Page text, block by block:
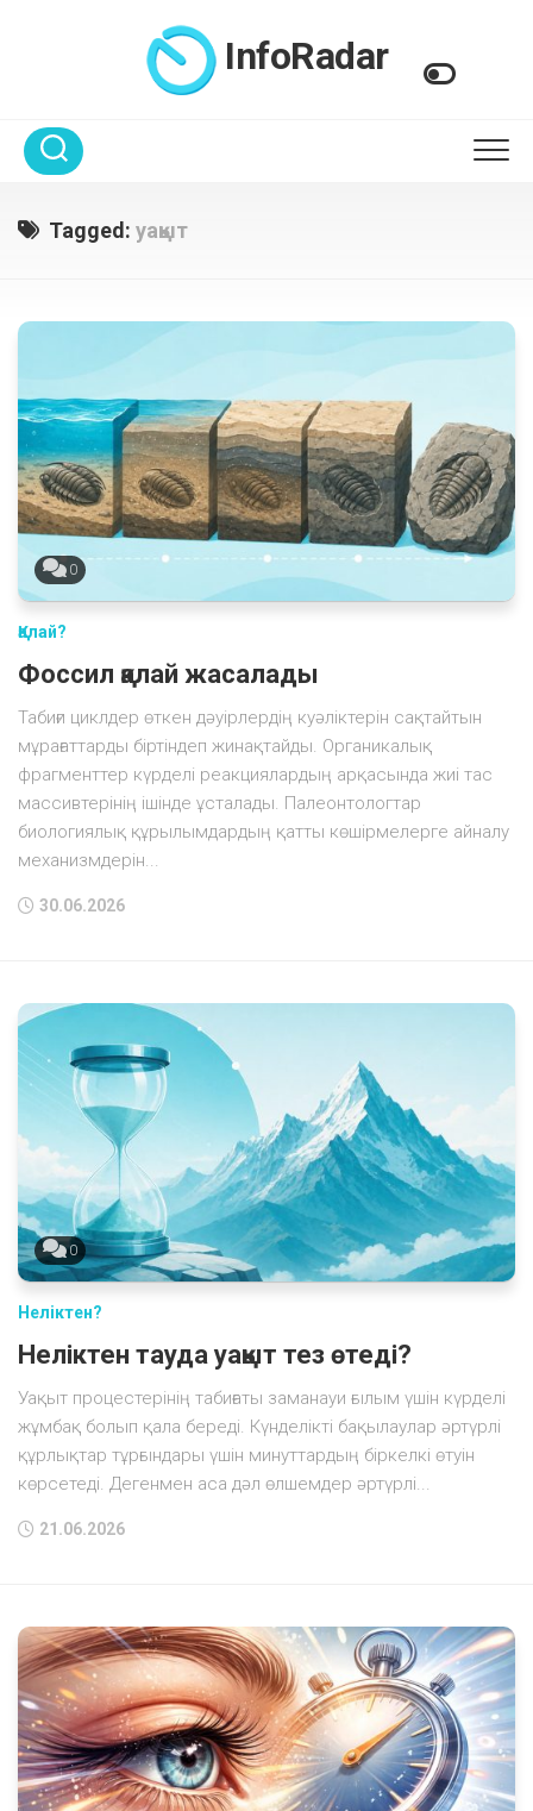
InfoRadar
Tagged: уақыт
0
Қалай?
Фоссил қалай жасалады
Табиғи циклдер өткен дәуірлердің куәліктерін сақтайтын
мұрағаттарды біртіндеп жинақтайды. Органикалық
фрагменттер күрделі реакциялардың арқасында жиі тас
массивтерінің ішінде ұсталады. Палеонтологтар
биологиялық құрылымдардың қатты көшірмелерге айналу
механизмдерін...
30.06.2026
0
Неліктен?
Неліктен тауда уақыт тез өтеді?
Уақыт процестерінің табиғаты заманауи ғылым үшін күрделі
жұмбақ болып қала береді. Күнделікті бақылаулар әртүрлі
құрлықтар тұрғындары үшін минуттардың біркелкі өтуін
көрсетеді. Дегенмен аса дәл өлшемдер әртүрлі...
21.06.2026